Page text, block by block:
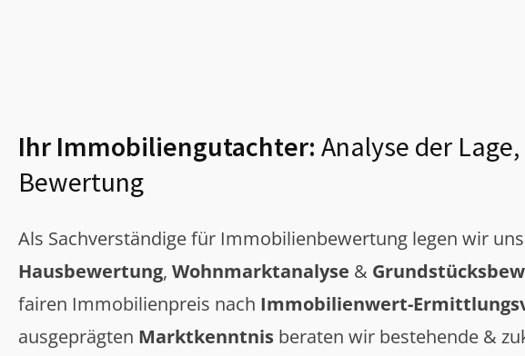
Ihr Immobiliengutachter: Analyse der
Bewertung
Als Sachverständige für Immobilienbewertung legen wir
Hausbewertung, Wohnmarktanalyse &
fairen Immobilienpreis nach Immobilienwert-
ausgeprägten Marktkenntnis beraten wir bestehende &